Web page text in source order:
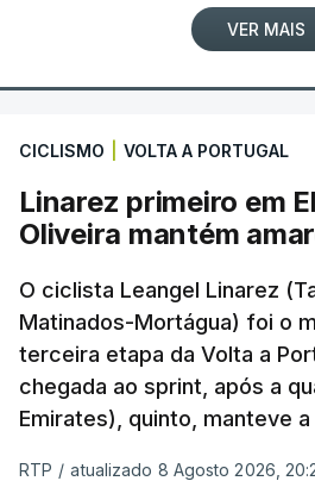
VER MAIS
CICLISMO VOLTA A PORTUGAL
Linarez primeiro em
Oliveira mantém
O ciclista Leangel Linarez
Matinados-Mortágua) foi o
terceira etapa da Volta a
chegada ao sprint, após a
Emirates), quinto, manteve
RTP / atualizado 8 Agosto 2026,